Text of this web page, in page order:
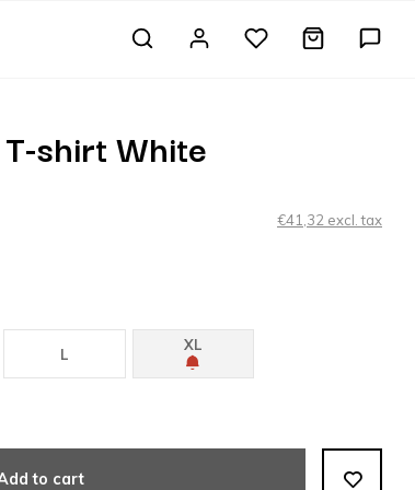
shirt White
€41,32 excl. tax
L
XL
to cart